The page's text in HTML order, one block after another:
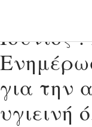
Ιούνιος
για την
υγιεινή